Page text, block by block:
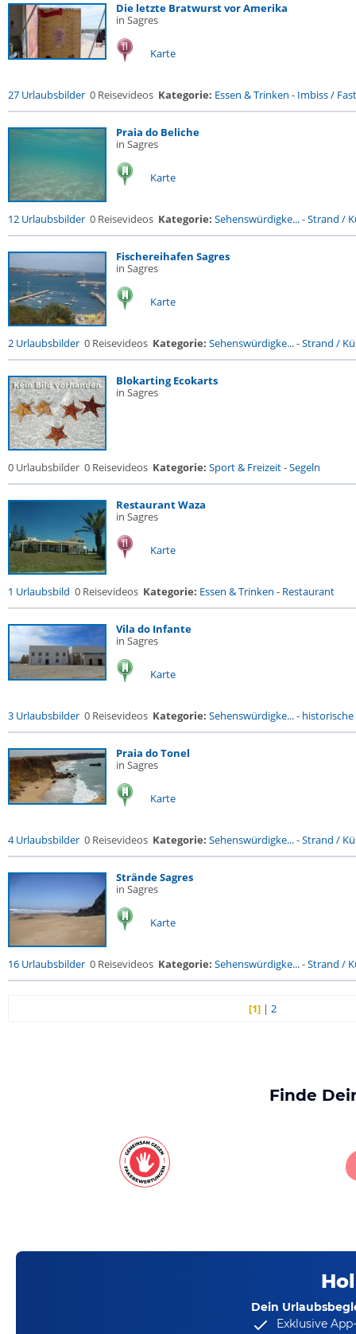
Die letzte Bratwurst vor Amerika
in Sagres
Karte
27 Urlaubsbilder 0 Reisevideos Kategorie: Essen & Trinken - Imbiss /
Praia do Beliche
in Sagres
Karte
12 Urlaubsbilder 0 Reisevideos Kategorie: Sehenswürdigke...-Strand /
Fischereihafen Sagres
in Sagres
Karte
2 Urlaubsbilder 0 Reisevideos Kategorie: Sehenswürdigke...-Strand /
Blokarting Ecokarts
in Sagres
0 Urlaubsbilder 0 Reisevideos Kategorie: Sport & Freizeit-Segeln
Restaurant Waza
in Sagres
Karte
1 Urlaubsbild 0 Reisevideos Kategorie: Essen & Trinken - Restaurant
Vila do Infante
in Sagres
Karte
3 Urlaubsbilder 0 Reisevideos Kategorie: Sehenswürdigke...- historische
Praia do Tonel
in Sagres
Karte
4 Urlaubsbilder 0 Reisevideos Kategorie: Sehenswürdigke...-Strand /
Strände Sagres
in Sagres
Karte
16 Urlaubsbilder 0 Reisevideos Kategorie: Sehenswürdigke...-Strand /
[1] |2
Finde
Dein
Exklusive